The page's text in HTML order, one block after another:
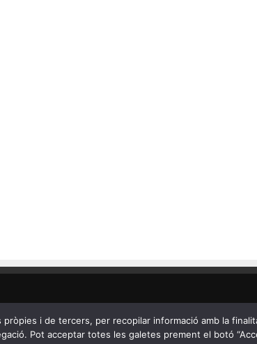
i de tercers, per recopilar informació amb la
Pot acceptar totes les galetes prement el botó